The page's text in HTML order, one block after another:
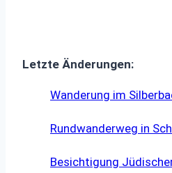
Letzte Änderungen:
Wanderung im
Rundwanderweg in
Besichtigung